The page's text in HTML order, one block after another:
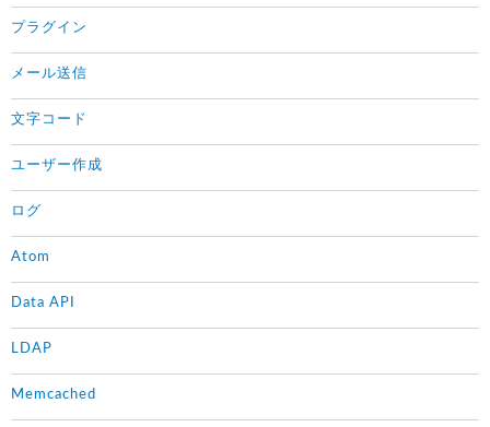
プラグイン
メール送信
文字コード
ユーザー作成
ログ
Atom
Data API
LDAP
Memcached